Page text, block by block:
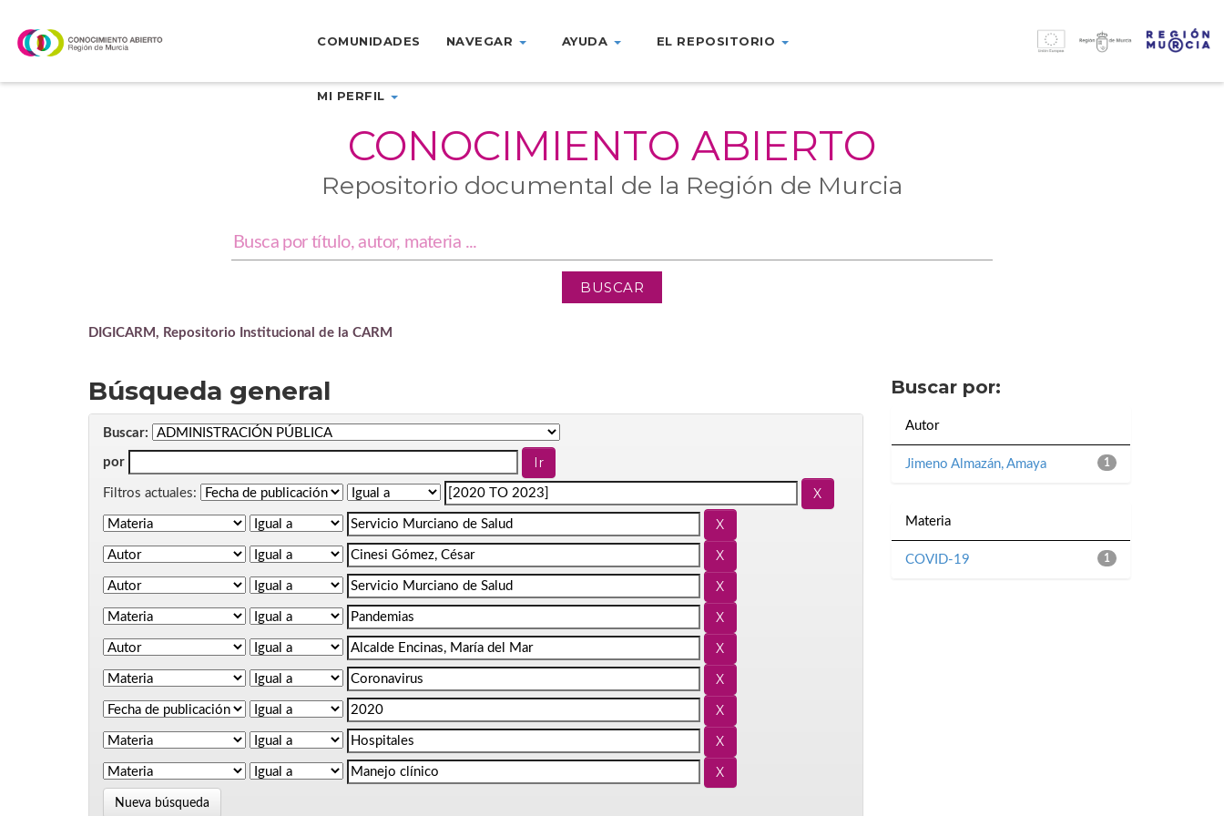
navigation
COMUNIDADES NAVEGAR AYUDA EL REPOSITORIO
MI PERFIL
CONOCIMIENTO ABIERTO
Repositorio documental de la Región de Murcia
DIGICARM, Repositorio Institucional de la CARM
Búsqueda general
Buscar:
por
Filtros actuales:
Nueva búsqueda
Buscar por:
Autor
1
Jimeno Almazán, Amaya
Materia
1
COVID-19